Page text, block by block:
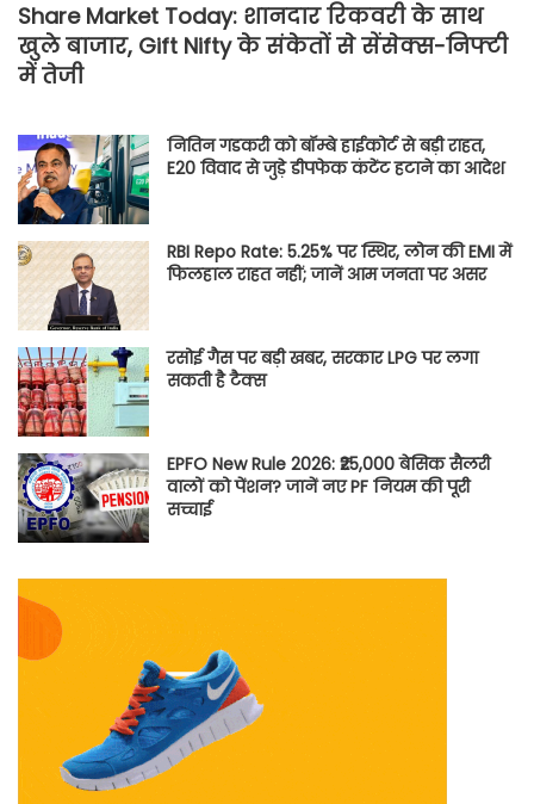
Share Market Today: शानदार रिकवरी के साथ
खुले बाजार, Gift Nifty के संकेतों से सेंसेक्स-निफ्टी
में तेजी
नितिन गडकरी को बॉम्बे हाईकोर्ट से बड़ी राहत,
E20 विवाद से जुड़े डीपफेक कंटेंट हटाने का आदेश
RBI Repo Rate: 5.25% पर स्थिर, लोन की EMI में
फिलहाल राहत नहीं; जानें आम जनता पर असर
रसोई गैस पर बड़ी खबर, सरकार LPG पर लगा
सकती है टैक्स
EPFO New Rule 2026: ₹25,000 बेसिक सैलरी
वालों को पेंशन? जानें नए PF नियम की पूरी
सच्चाई